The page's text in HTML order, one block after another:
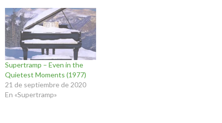
Supertramp – Even in the
Quietest Moments (1977)
21 de septiembre de 2020
En «Supertramp»